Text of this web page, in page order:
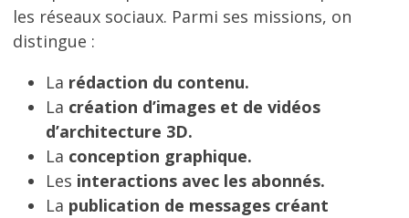
les réseaux sociaux. Parmi ses missions, on
distingue :
La rédaction du contenu.
La création d’images et de vidéos
d’architecture 3D.
La conception graphique.
Les interactions avec les abonnés.
La publication de messages créant